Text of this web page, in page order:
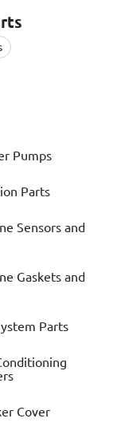
Pumps
Parts
Sensors and
Gaskets and
Parts
Cover